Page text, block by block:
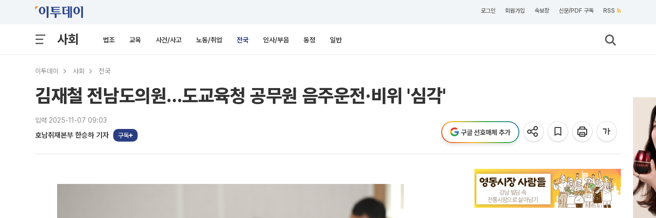
로그인 회원가입 속보창 신문/PDF 구독 RSS
사회 법조 교육 사건/사고 노동/취업 전국 인사/부음 동정 일반
이투데이 사회 전국
김재철 전남도의원...도교육청 공무원 음주운전·비위 '심각'
입력 2025-11-07 09:03
호남취재본부 한승하 기자 구독 구글 선호매체 추가